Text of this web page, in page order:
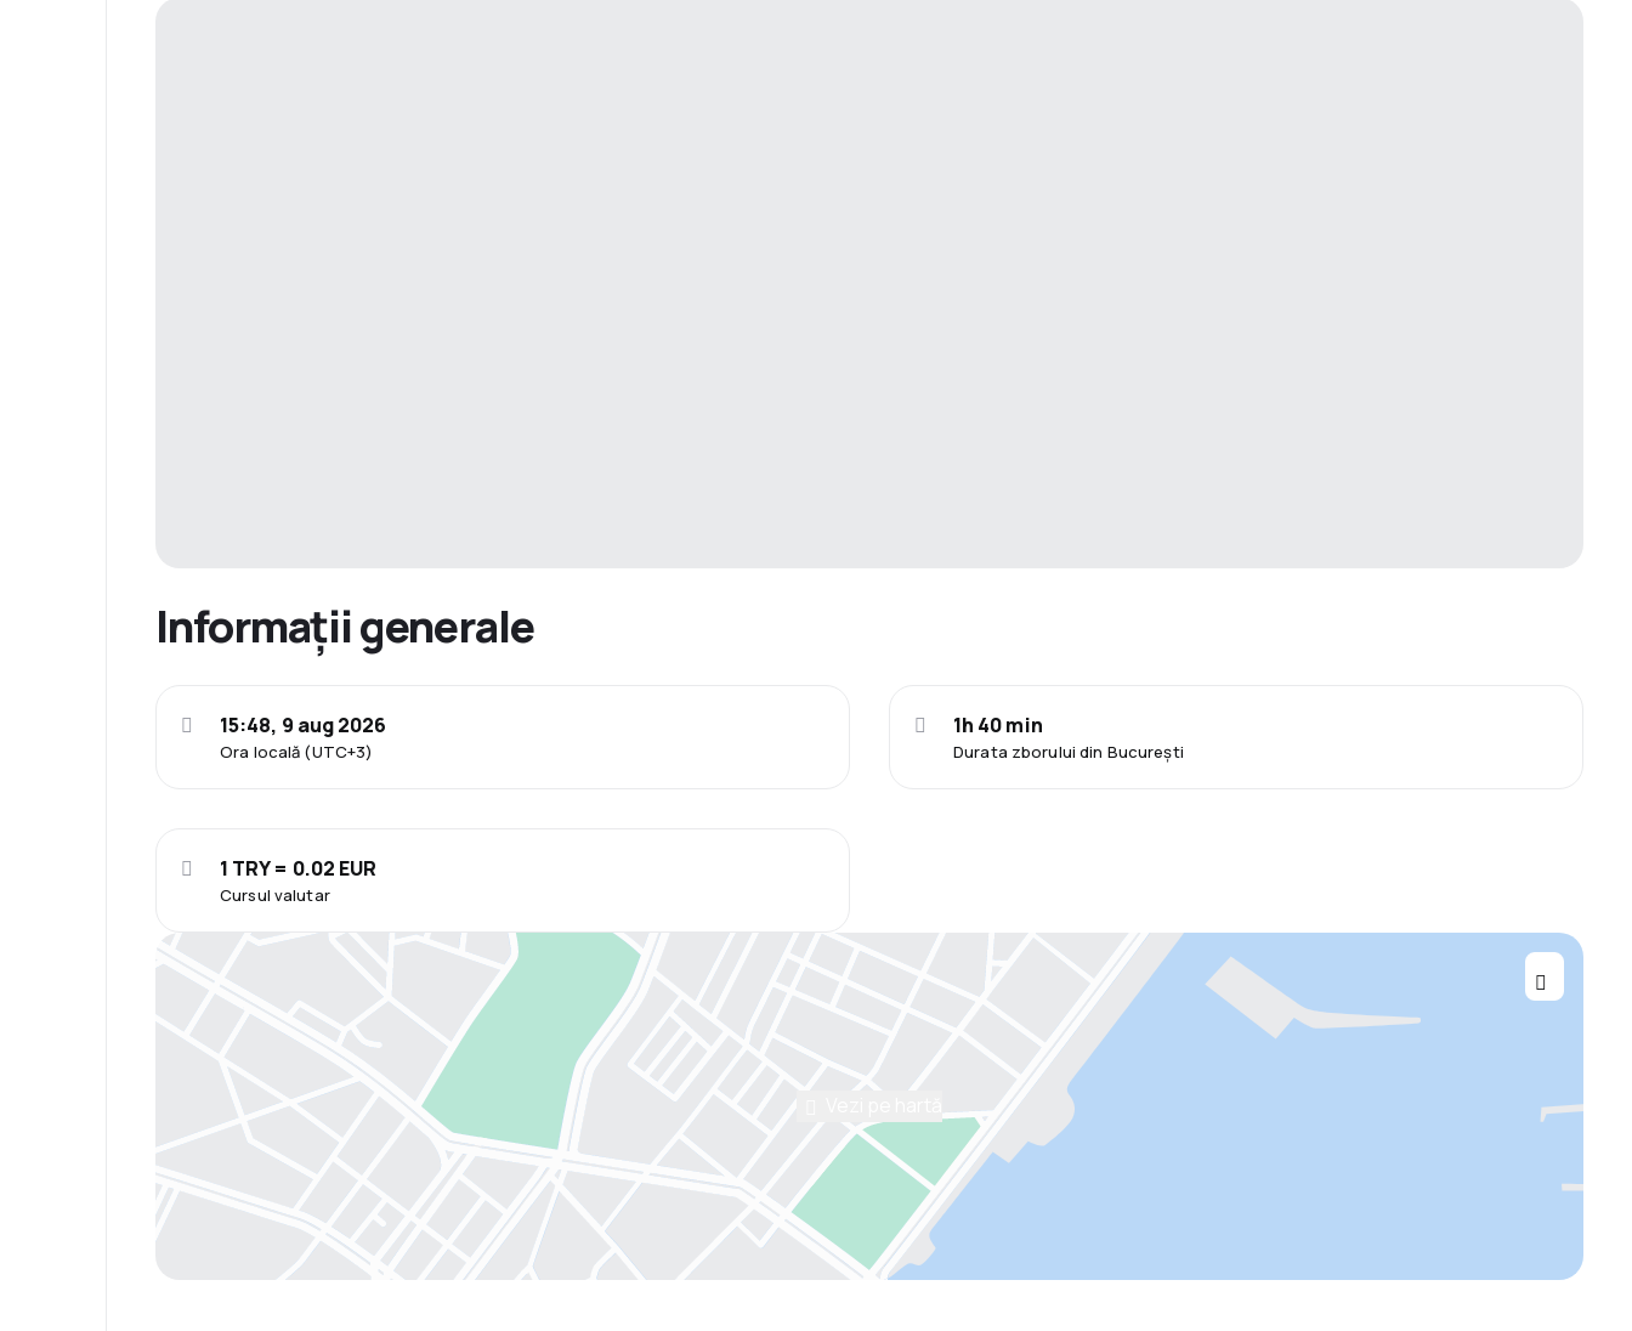
Informații generale
Ora locală (UTC+3)
15:48, 9 aug 2026
Durata zborului din București
1h 40 min
Cursul valutar
1 TRY = 0.02 EUR